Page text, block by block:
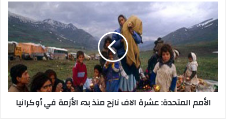
الأمم المتحدة: عشرة الاف نازح منذ بدء الأزمة في أوكرانيا